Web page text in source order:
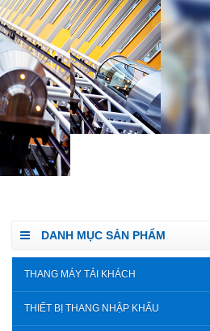
DANH MỤC SẢN PHẨM
THANG MÁY TẢI KHÁCH
THIẾT BỊ THANG NHẬP KHẨU